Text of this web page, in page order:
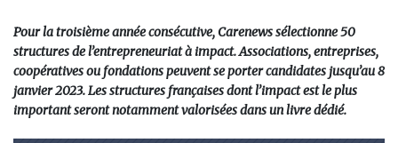
Pour la troisième année consécutive, Carenews sélectionne 50
structures de l’entrepreneuriat à impact. Associations, entreprises,
coopératives ou fondations peuvent se porter candidates jusqu’au 8
janvier 2023. Les structures françaises dont l’impact est le plus
important seront notamment valorisées dans un livre dédié.